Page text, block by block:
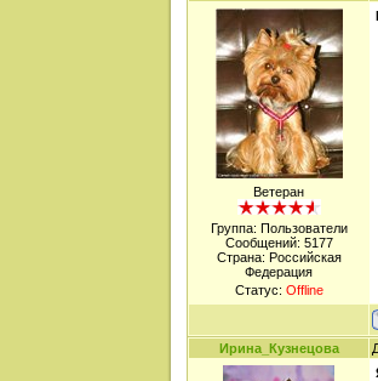
Ветеран
Группа: Пользователи
Сообщений: 5177
Страна: Российская
Федерация
Статус: Offline
Ирина_Кузнецова